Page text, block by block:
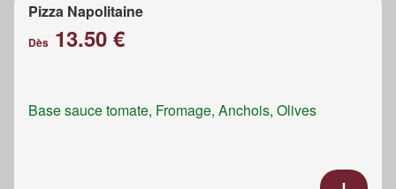
Pizza Napolitaine
Dès 13.50 €
Base sauce tomate, Fromage, Anchois, Olives